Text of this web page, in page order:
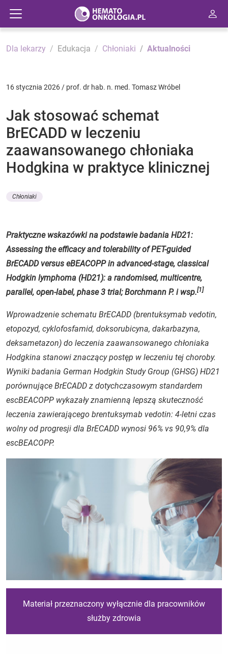
Dla lekarzy Edukacja Chłoniaki Aktualności
16 stycznia 2026 / prof. dr hab. n. med. Tomasz Wróbel
Jak stosować schemat
BrECADD w leczeniu
zaawansowanego chłoniaka
Hodgkina w praktyce klinicznej
Chłoniaki
Praktyczne wskazówki na podstawie badania HD21:
Assessing the efficacy and tolerability of PET-guided
BrECADD versus eBEACOPP in advanced-stage, classical
Hodgkin lymphoma (HD21): a randomised, multicentre,
parallel, open-label, phase 3 trial; Borchmann P. i wsp.[1]
Wprowadzenie schematu BrECADD (brentuksymab vedotin,
etopozyd, cyklofosfamid, doksorubicyna, dakarbazyna,
deksametazon) do leczenia zaawansowanego chłoniaka
Hodgkina stanowi znaczący postęp w leczeniu tej choroby.
Wyniki badania German Hodgkin Study Group (GHSG) HD21
porównujące BrECADD z dotychczasowym standardem
escBEACOPP wykazały znamienną lepszą skuteczność
leczenia zawierającego brentuksymab vedotin: 4-letni czas
wolny od progresji dla BrECADD wynosi 96% vs 90,9% dla
escBEACOPP.
Materiał przeznaczony wyłącznie dla pracowników
służby zdrowia